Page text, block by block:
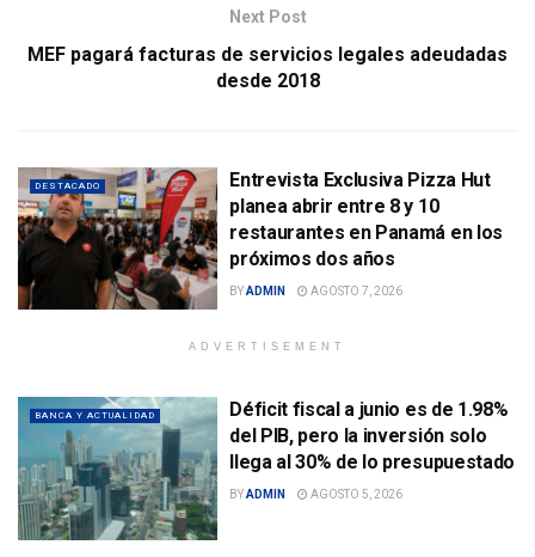
Next Post
MEF pagará facturas de servicios legales adeudadas
desde 2018
DESTACADO
Entrevista Exclusiva Pizza Hut
planea abrir entre 8 y 10
restaurantes en Panamá en los
próximos dos años
BYADMIN AGOSTO 7, 2026
ADVERTISEMENT
BANCA Y ACTUALIDAD
Déficit fiscal a junio es de 1.98%
del PIB, pero la inversión solo
llega al 30% de lo presupuestado
BYADMIN AGOSTO 5, 2026